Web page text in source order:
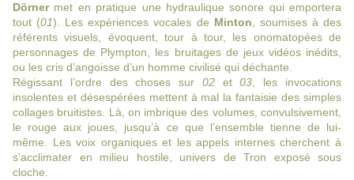
Dörnermet en pratique une hydraulique sonore qui emportera
tout (01). Les expériences vocales de Minton , soumises à des
référents visuels, évoquent, tour à tour, les onomatopées de
personnages de Plympton, les bruitages de jeux vidéos inédits,
ou les cris d’angoisse d’un homme civilisé qui déchante.
Régissant l’ordre des choses sur 02et03 , les invocations
insolentes et désespérées mettent à mal la fantaisie des simples
collages bruitistes. Là, on imbrique des volumes, convulsivement,
le rouge aux joues, jusqu’à ce que l’ensemble tienne de lui-
même. Les voix organiques et les appels internes cherchent à
s’acclimater en milieu hostile, univers de Tron exposé sous
cloche.